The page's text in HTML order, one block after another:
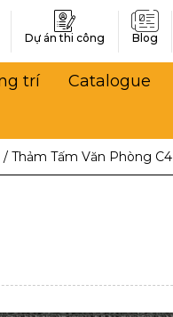
Dự án thi công Blog
trí Catalogue
/ Thảm Tấm Văn Phòng C4